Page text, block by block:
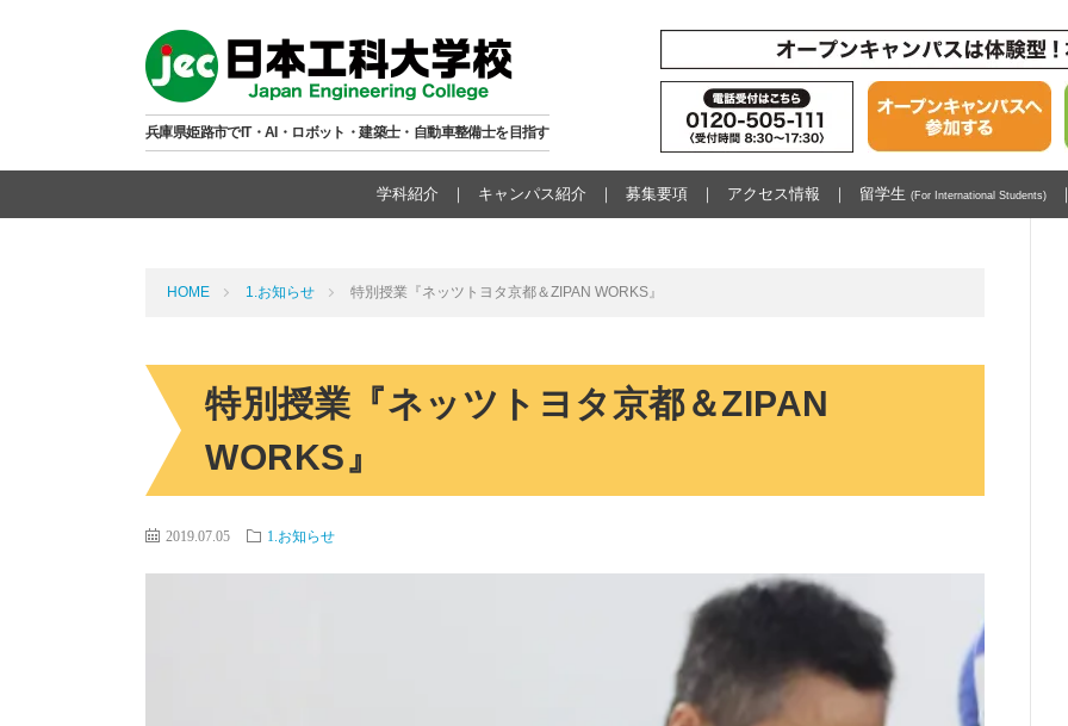
兵庫県姫路市でIT・AI・ロボット・建築士・自動車整備士を目指す
学科紹介 キャンパス紹介 募集要項 アクセス情報 留学生 (For International Students)
HOME 1.お知らせ 特別授業『ネッツトヨタ京都＆ZIPAN WORKS』
特別授業『ネッツトヨタ京都＆ZIPAN
WORKS』
2019.07.05 1.お知らせ